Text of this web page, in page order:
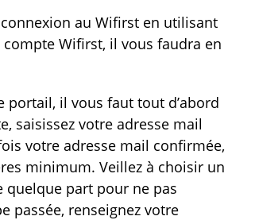
au Wifirst en utilisant
Wifirst, il vous faudra en
il vous faut tout d’abord
saisissez votre adresse mail
votre adresse mail confirmée,
minimum. Veillez à choisir un
quelque part pour ne pas
passée, renseignez votre